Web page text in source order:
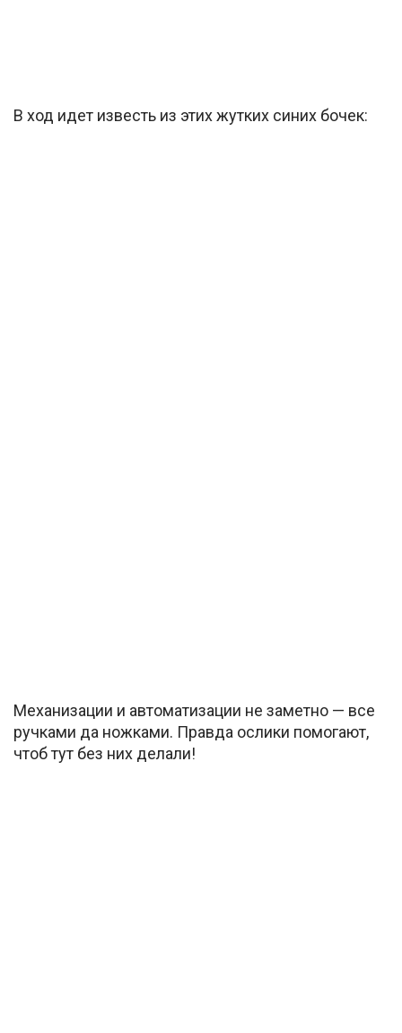
В ход идет известь из этих жутких синих бочек:
Механизации и автоматизации не заметно — все
ручками да ножками. Правда ослики помогают,
чтоб тут без них делали!